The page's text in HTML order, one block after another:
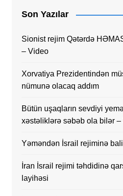
Son Yazılar
Sionist rejim Qətərdə
– Video
Xorvatiya Prezidentindən
nümunə olacaq addım
Bütün uşaqların sevdiyi
xəstəliklərə səbəb ola bilər
Yəməndən İsrail rejiminə
İran İsrail rejimi təhdidinə
layihəsi